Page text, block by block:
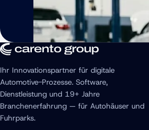
Ihr Innovationspartner für digitale
Automotive-Prozesse. Software,
Dienstleistung und 19+ Jahre
Branchenerfahrung — für Autohäuser und
Fuhrparks.